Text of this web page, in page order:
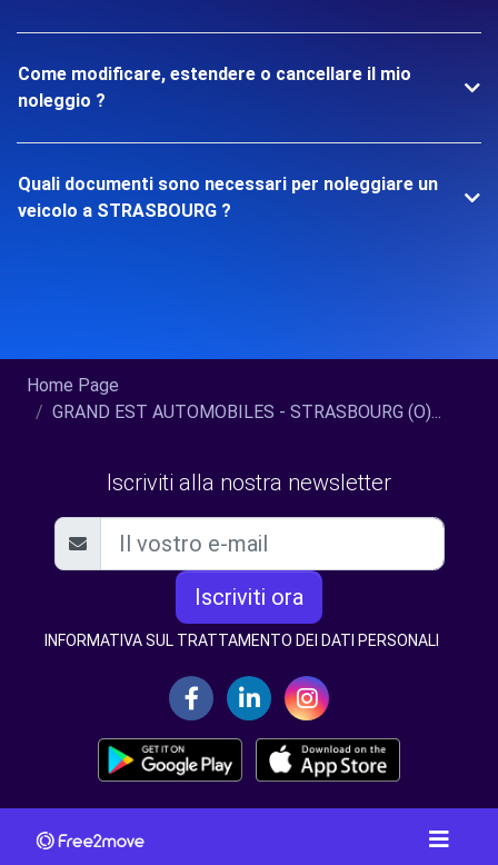
Come modificare, estendere o cancellare il mio
noleggio ?
Quali documenti sono necessari per noleggiare un
veicolo a STRASBOURG ?
Home Page
GRAND EST AUTOMOBILES - STRASBOURG (O)...
Iscriviti alla nostra newsletter
Iscriviti ora
INFORMATIVA SUL TRATTAMENTO DEI DATI PERSONALI